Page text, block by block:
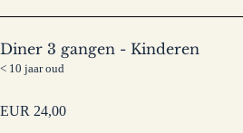
Diner 3 gangen - Kinderen
< 10 jaar oud
EUR 24,00